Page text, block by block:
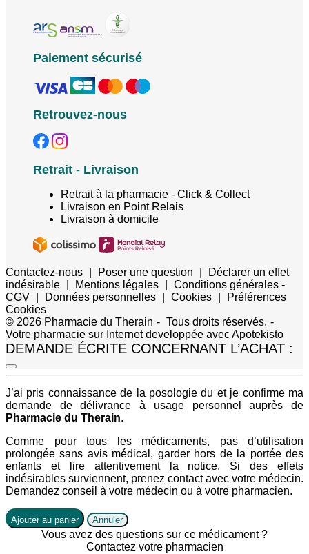
Paiement sécurisé
Retrouvez-nous
Retrait - Livraison
Retrait à la pharmacie - Click & Collect
Livraison en Point Relais
Livraison à domicile
Contactez-nous Poser une question
Déclarer un effet
indésirable
Mentions légales
Conditions générales -
CGV
Données personnelles Cookies
Préférences
Cookies
© 2026 Pharmacie du Therain - Tous droits réservés. -
Votre pharmacie sur Internet developpée avecApotekisto
DEMANDE ÉCRITE CONCERNANT L’ACHAT :
J’ai pris connaissance de la posologie du et je confirme ma
demande de délivrance à usage personnel auprès de
Pharmacie du Therain.
Comme pour tous les médicaments, pas d’utilisation
prolongée sans avis médical, garder hors de la portée des
enfants et lire attentivement la notice. Si des effets
indésirables surviennent, prenez contact avec votre médecin.
Demandez conseil à votre médecin ou à votre pharmacien.
Ajouter au panier Annuler
Vous avez des questions sur ce médicament ?
Contactez votre pharmacien